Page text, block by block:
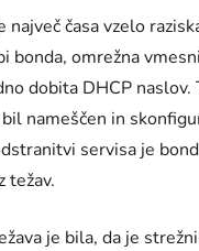
največ časa vzelo
bonda, omrežna
dobita DHCP naslov.
nameščen in
servisa je
težav.
je bila, da je